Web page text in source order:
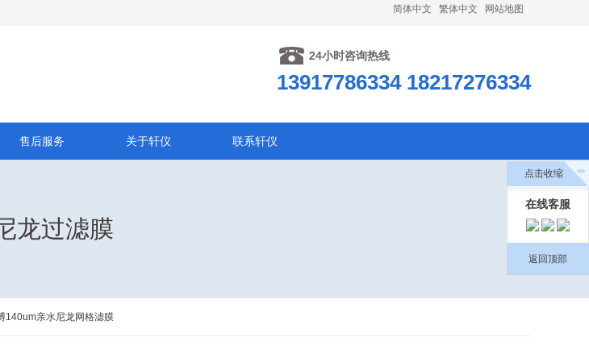
简体中文 繁体中文 网站地图
24小时咨询热线
13917786334 18217276334
售后服务 关于轩仪 联系轩仪
龙过滤膜
140um亲水尼龙网格滤膜
点击收缩
在线客服
返回顶部